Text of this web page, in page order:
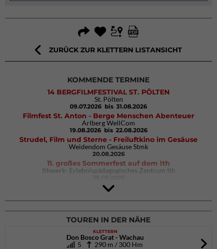
ZURÜCK ZUR KLETTERN LISTANSICHT
KOMMENDE TERMINE
14 BERGFILMFESTIVAL ST. PÖLTEN
St. Pölten
09.07.2026 bis 31.08.2026
Filmfest St. Anton - Berge Menschen Abenteuer
Arlberg WellCom
19.08.2026 bis 22.08.2026
Strudel, Film und Sterne - Freiluftkino im Gesäuse
Weidendom Gesäuse Stmk
20.08.2026
11. großes Sommerfest auf dem Ith
Ithwerk- Erlebnispädagogisches Zentrum Ith
4Blocs KIDS 2026
DAV Kletter- & Boulderzentrum München Süd (Thalkirchen)
26.09.2026
TOUREN IN DER NÄHE
KLETTERN
Don Bosco Grat - Wachau
5
290 m / 300 Hm